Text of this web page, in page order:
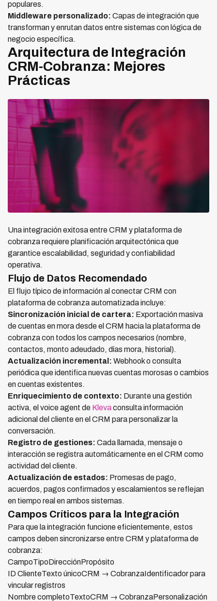
populares.
Middleware personalizado: Capas de integración que
transforman y enrutan datos entre sistemas con lógica de
negocio específica.
Arquitectura de Integración
CRM-Cobranza: Mejores
Prácticas
Una integración exitosa entre CRM y plataforma de
cobranza requiere planificación arquitectónica que
garantice escalabilidad, seguridad y confiabilidad
operativa.
Flujo de Datos Recomendado
El flujo típico de información al conectar CRM con
plataforma de cobranza automatizada incluye:
Sincronización inicial de cartera: Exportación masiva
de cuentas en mora desde el CRM hacia la plataforma de
cobranza con todos los campos necesarios (nombre,
contactos, monto adeudado, días mora, historial).
Actualización incremental: Webhook o consulta
periódica que identifica nuevas cuentas morosas o cambios
en cuentas existentes.
Enriquecimiento de contexto: Durante una gestión
activa, el voice agent de Klevaconsulta información
adicional del cliente en el CRM para personalizar la
conversación.
Registro de gestiones: Cada llamada, mensaje o
interacción se registra automáticamente en el CRM como
actividad del cliente.
Actualización de estados: Promesas de pago,
acuerdos, pagos confirmados y escalamientos se reflejan
en tiempo real en ambos sistemas.
Campos Críticos para la Integración
Para que la integración funcione eficientemente, estos
campos deben sincronizarse entre CRM y plataforma de
cobranza:
CampoTipoDirecciónPropósito
ID ClienteTexto únicoCRM → CobranzaIdentificador para
vincular registros
Nombre completoTextoCRM → CobranzaPersonalización